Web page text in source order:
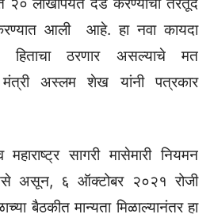
ते २० लाखांपर्यंत दंड करण्याची तरतूद
करण्यात आली आहे. हा नवा कायदा
हिताचा ठरणार असल्याचे मत
मंत्री अस्लम शेख यांनी पत्रकार
सागरी मासेमारी नियमन
असून, ६ ऑक्टोबर २०२१ रोजी
बैठकीत मान्यता मिळाल्यानंतर हा